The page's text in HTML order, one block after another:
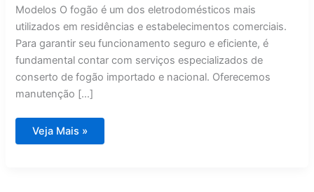
Modelos O fogão é um dos eletrodomésticos mais
utilizados em residências e estabelecimentos comerciais.
Para garantir seu funcionamento seguro e eficiente, é
fundamental contar com serviços especializados de
conserto de fogão importado e nacional. Oferecemos
manutenção […]
Conserto
de
Veja Mais »